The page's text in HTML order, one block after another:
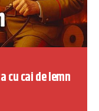
cu cai de lemn